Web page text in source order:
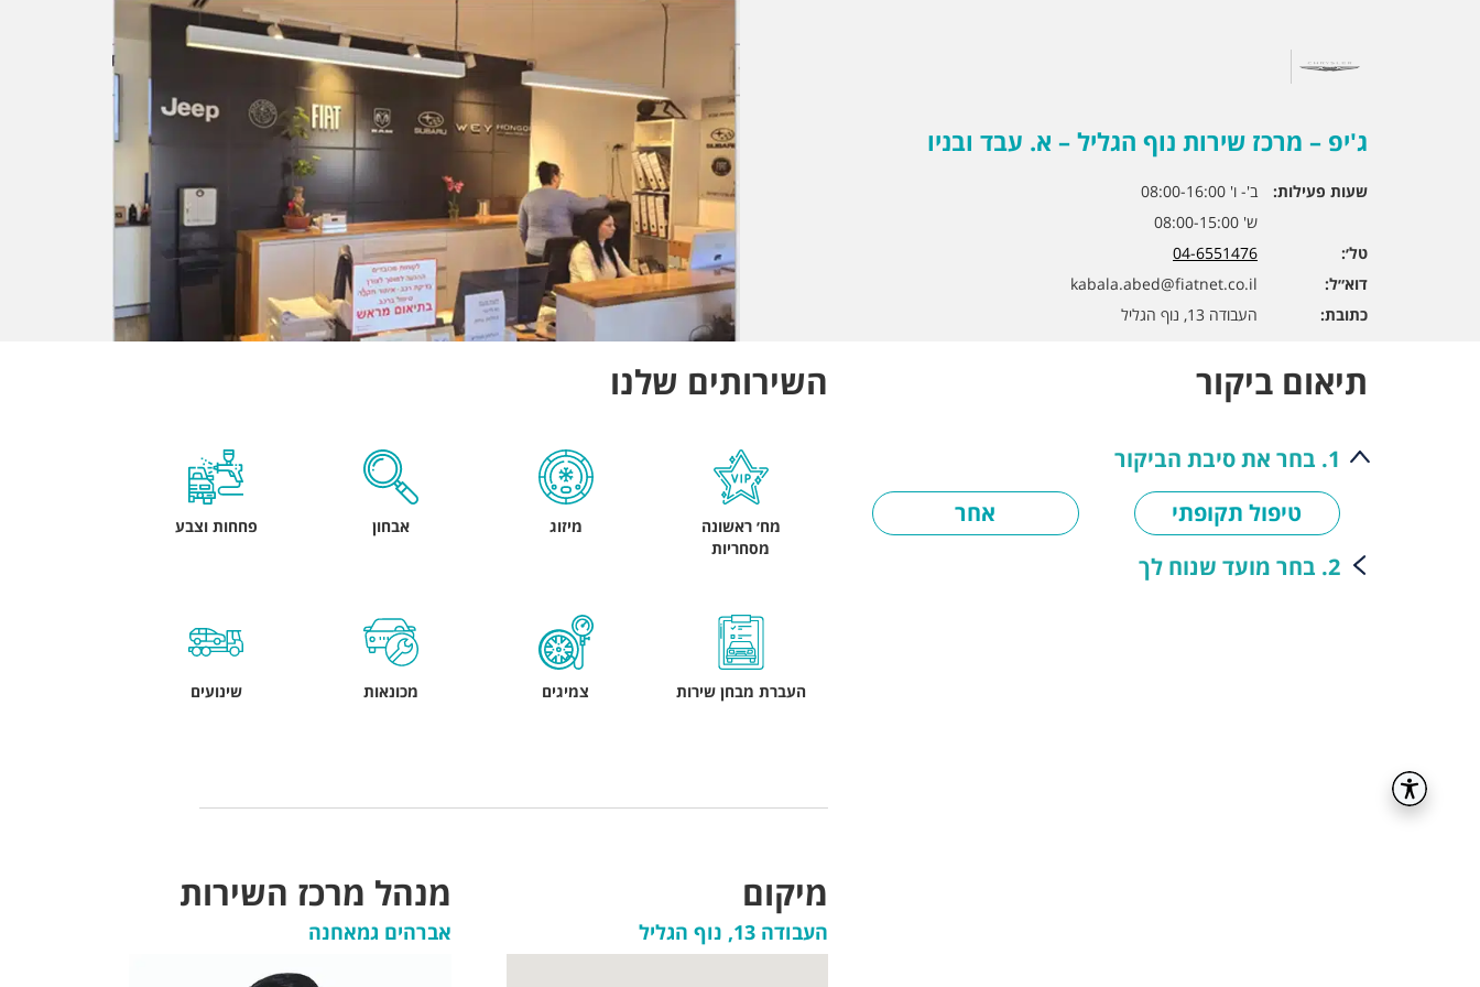
ג'יפ – מרכז שירות נוף הגליל – א. עבד ובניו
שעות פעילות:
ב'- ו' 08:00-16:00
ש' 08:00-15:00
טל׳:
04-6551476
דוא״ל:
kabala.abed@fiatnet.co.il
כתובת:
העבודה 13, נוף הגליל
תיאום ביקור
1. בחר את סיבת הביקור
טיפול תקופתי
אחר
2. בחר מועד שנוח לך
השירותים שלנו
מח׳ ראשונה
מסחריות
מיזוג אבחון פחחות וצבע
העברת מבחן שירות צמיגים מכונאות שינועים
מיקום
העבודה 13, נוף הגליל
מנהל מרכז השירות
אברהים גמאחנה